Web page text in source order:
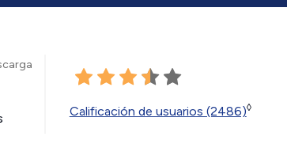
Calificación de usuarios (2486)◊